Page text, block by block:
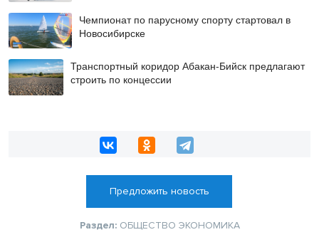
Чемпионат по парусному спорту стартовал в
Новосибирске
Транспортный коридор Абакан-Бийск предлагают
строить по концессии
Предложить новость
Раздел: ОБЩЕСТВО ЭКОНОМИКА